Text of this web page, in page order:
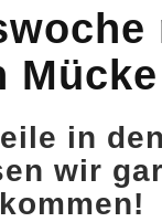
Mücke
in
wir